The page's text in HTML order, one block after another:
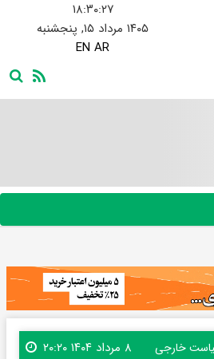
۱۸:۳۰:۲۸
۱۴۰۵ مرداد ۱۵, پنجشنبه
EN AR
خارجی ۸ مرداد ۱۴۰۴ ۲۰:۲۰